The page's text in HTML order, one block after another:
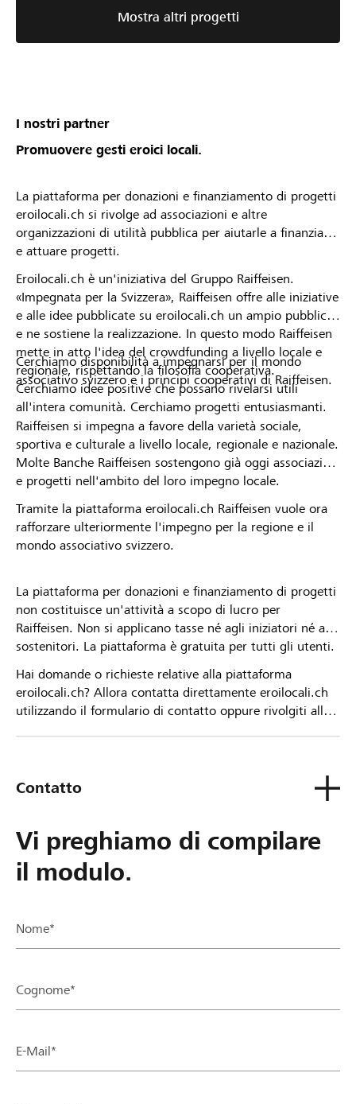
Mostra altri progetti
I nostri partner
Promuovere gesti eroici locali.
La piattaforma per donazioni e finanziamento di progetti
eroilocali.ch si rivolge ad associazioni e altre
organizzazioni di utilità pubblica per aiutarle a finanziare
e attuare progetti.
Eroilocali.ch è un'iniziativa del Gruppo Raiffeisen.
«Impegnata per la Svizzera», Raiffeisen offre alle iniziative
e alle idee pubblicate su eroilocali.ch un ampio pubblico
e ne sostiene la realizzazione. In questo modo Raiffeisen
mette in atto l'idea del crowdfunding a livello locale e
regionale, rispettando la filosofia cooperativa.
Cerchiamo idee positive che possano rivelarsi utili
all'intera comunità. Cerchiamo progetti entusiasmanti.
Cerchiamo disponibilità a impegnarsi per il mondo
associativo svizzero e i principi cooperativi di Raiffeisen.
Raiffeisen si impegna a favore della varietà sociale,
sportiva e culturale a livello locale, regionale e nazionale.
Molte Banche Raiffeisen sostengono già oggi associazioni
e progetti nell'ambito del loro impegno locale.
Tramite la piattaforma eroilocali.ch Raiffeisen vuole ora
rafforzare ulteriormente l'impegno per la regione e il
mondo associativo svizzero.
La piattaforma per donazioni e finanziamento di progetti
non costituisce un'attività a scopo di lucro per
Raiffeisen. Non si applicano tasse né agli iniziatori né ai
sostenitori. La piattaforma è gratuita per tutti gli utenti.
Hai domande o richieste relative alla piattaforma
eroilocali.ch? Allora contatta direttamente eroilocali.ch
utilizzando il formulario di contatto oppure rivolgiti alla
Contatto
Vi preghiamo di compilare
il modulo.
Nome*
Cognome*
E-Mail*